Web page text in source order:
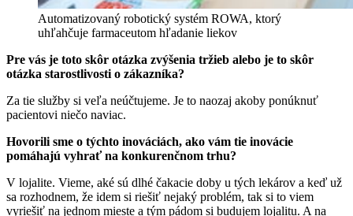
Automatizovaný robotický systém ROWA, ktorý
uhľahčuje farmaceutom hľadanie liekov
Pre vás je toto skôr otázka zvýšenia tržieb alebo je to skôr
otázka starostlivosti o zákazníka?
Za tie služby si veľa neúčtujeme. Je to naozaj akoby ponúknuť
pacientovi niečo naviac.
Hovorili sme o týchto inováciách, ako vám tie inovácie
pomáhajú vyhrať na konkurenčnom trhu?
V lojalite. Vieme, aké sú dlhé čakacie doby u tých lekárov a keď už
sa rozhodnem, že idem si riešiť nejaký problém, tak si to viem
vyriešiť na jednom mieste a tým pádom si budujem lojalitu. A na